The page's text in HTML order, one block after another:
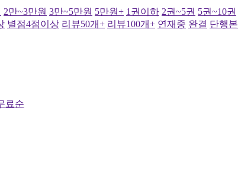
2만~3만원 3만~5만원 5만원+ 1권이하 2권~5권 5권~10권
별점4점이상 리뷰50개+ 리뷰100개+ 연재중 완결 단행본
료순